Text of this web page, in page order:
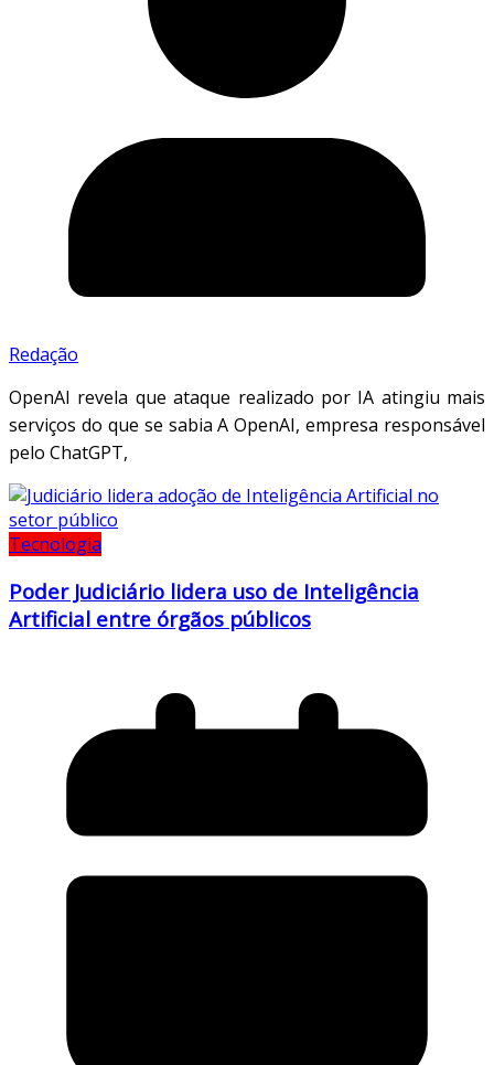
Redação
OpenAI revela que ataque realizado por IA atingiu mais
serviços do que se sabia A OpenAI, empresa responsável
pelo ChatGPT,
Tecnologia
Poder Judiciário lidera uso de Inteligência
Artificial entre órgãos públicos